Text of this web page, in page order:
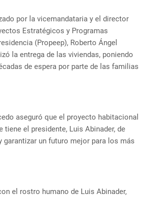
por la vicemandataria y el director
Estratégicos y Programas
(Propeep), Roberto Ángel
la entrega de las viviendas, poniendo
de espera por parte de las familias
aseguró que el proyecto habitacional
tiene el presidente, Luis Abinader, de
garantizar un futuro mejor para los más
el rostro humano de Luis Abinader,